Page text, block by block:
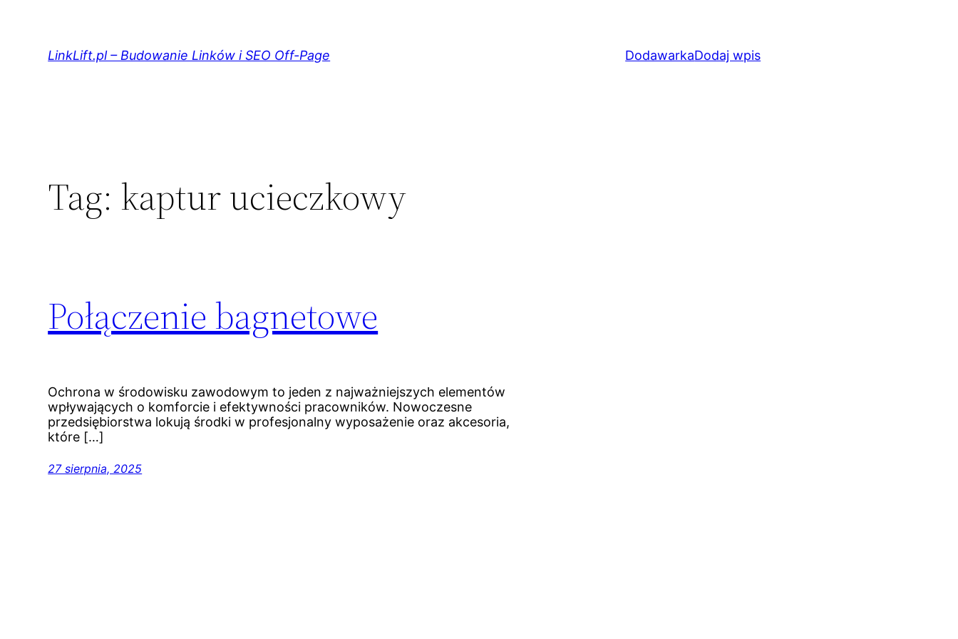
LinkLift.pl – Budowanie Linków i SEO Off-Page
DodawarkaDodaj wpis
Tag: kaptur ucieczkowy
Połączenie bagnetowe
Ochrona w środowisku zawodowym to jeden z najważniejszych elementów
wpływających o komforcie i efektywności pracowników. Nowoczesne
przedsiębiorstwa lokują środki w profesjonalny wyposażenie oraz akcesoria,
które […]
27 sierpnia, 2025